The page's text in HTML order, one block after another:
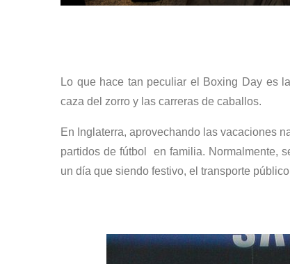
Lo que hace tan peculiar el Boxing Day es
caza del zorro y las carreras de caballos.
En Inglaterra, aprovechando las vacaciones
partidos de fútbol en familia. Normalmente,
un día que siendo festivo, el transporte